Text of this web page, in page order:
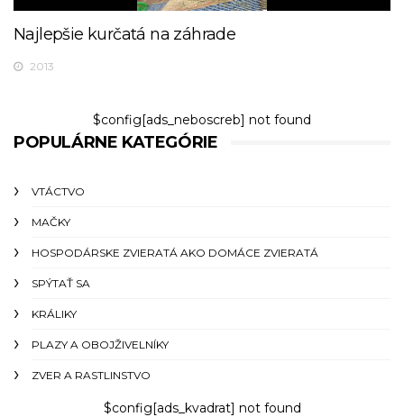
Najlepšie kurčatá na záhrade
2013
$config[ads_neboscreb] not found
POPULÁRNE KATEGÓRIE
VTÁCTVO
MAČKY
HOSPODÁRSKE ZVIERATÁ AKO DOMÁCE ZVIERATÁ
SPÝTAŤ SA
KRÁLIKY
PLAZY A OBOJŽIVELNÍKY
ZVER A RASTLINSTVO
$config[ads_kvadrat] not found